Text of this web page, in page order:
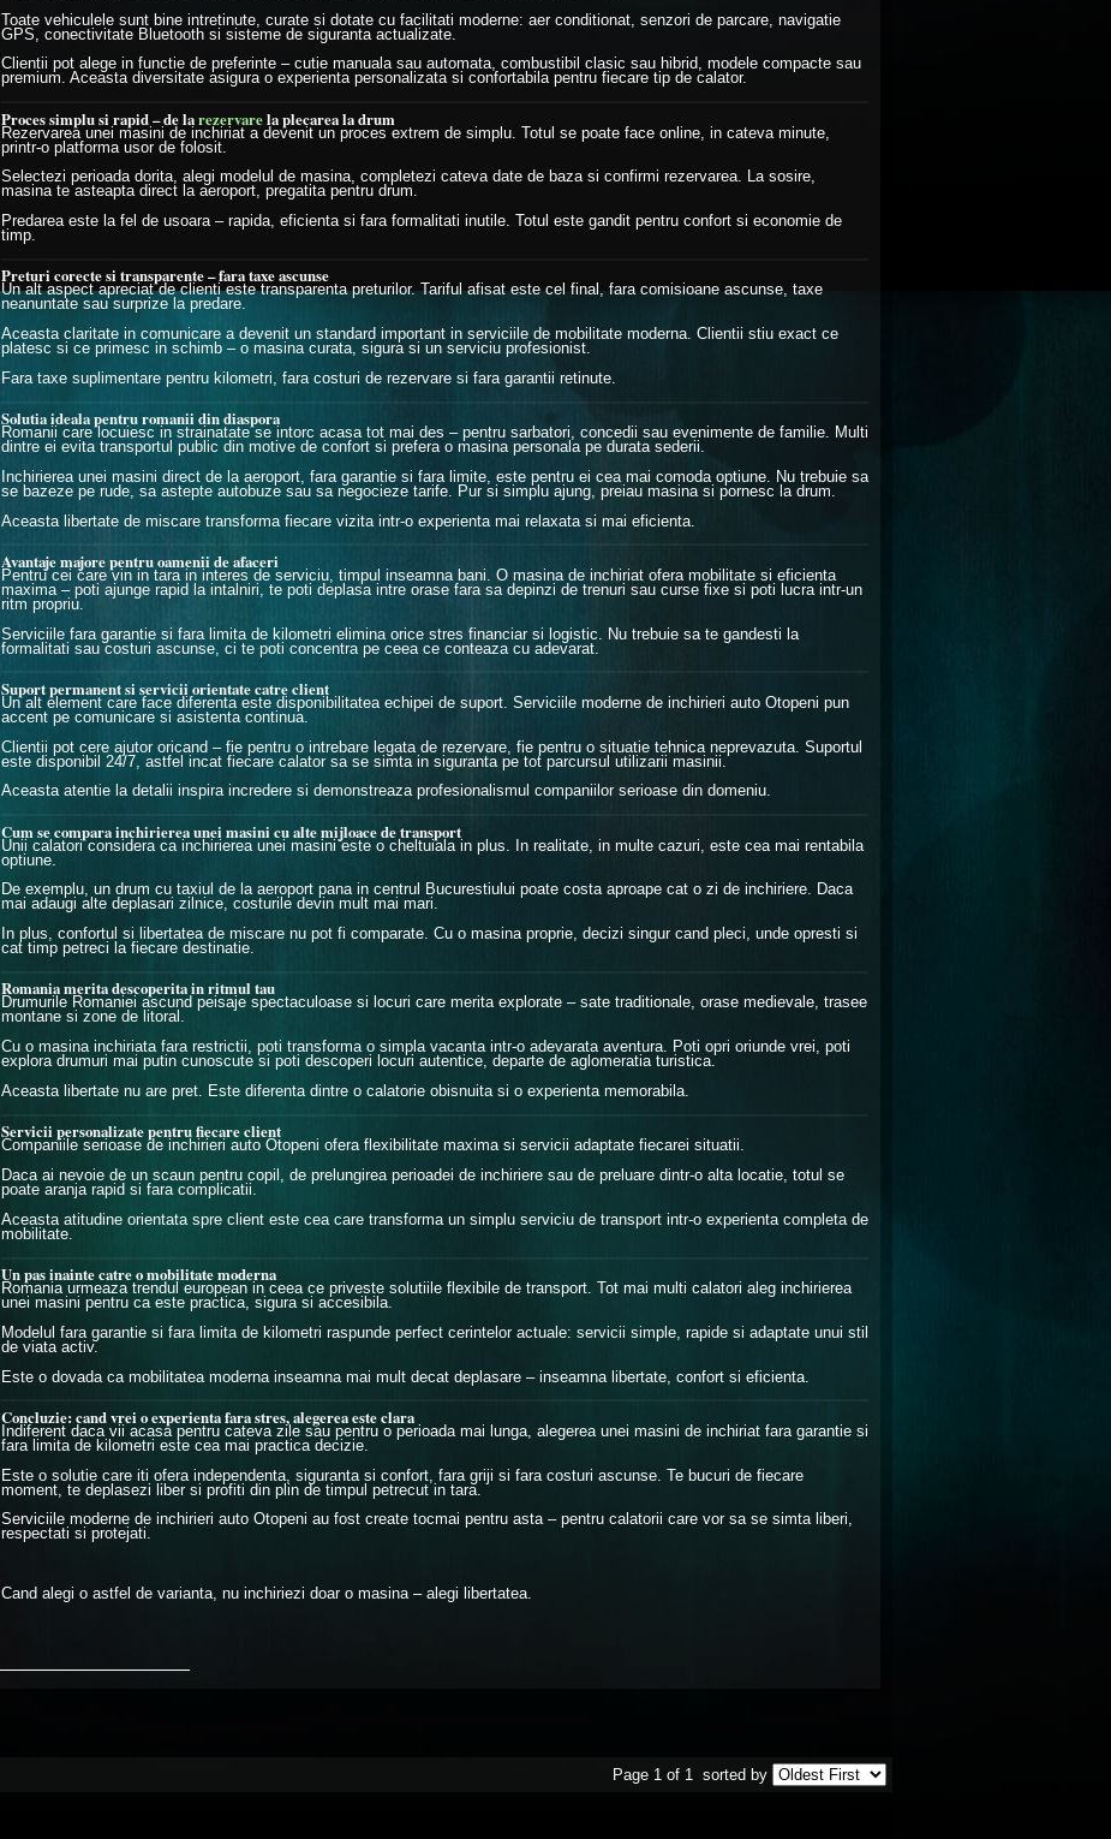
Toate vehiculele sunt bine intretinute, curate si dotate cu facilitati moderne: aer conditionat, senzori de parcare, navigatie
GPS, conectivitate Bluetooth si sisteme de siguranta actualizate.
Clientii pot alege in functie de preferinte – cutie manuala sau automata, combustibil clasic sau hibrid, modele compacte sau
premium. Aceasta diversitate asigura o experienta personalizata si confortabila pentru fiecare tip de calator.
Proces simplu si rapid – de larezervarela plecarea la drum
Rezervarea unei masini de inchiriat a devenit un proces extrem de simplu. Totul se poate face online, in cateva minute,
printr-o platforma usor de folosit.
Selectezi perioada dorita, alegi modelul de masina, completezi cateva date de baza si confirmi rezervarea. La sosire,
masina te asteapta direct la aeroport, pregatita pentru drum.
Predarea este la fel de usoara – rapida, eficienta si fara formalitati inutile. Totul este gandit pentru confort si economie de
timp.
Preturi corecte si transparente – fara taxe ascunse
Un alt aspect apreciat de clienti este transparenta preturilor. Tariful afisat este cel final, fara comisioane ascunse, taxe
neanuntate sau surprize la predare.
Aceasta claritate in comunicare a devenit un standard important in serviciile de mobilitate moderna. Clientii stiu exact ce
platesc si ce primesc in schimb – o masina curata, sigura si un serviciu profesionist.
Fara taxe suplimentare pentru kilometri, fara costuri de rezervare si fara garantii retinute.
Solutia ideala pentru romanii din diaspora
Romanii care locuiesc in strainatate se intorc acasa tot mai des – pentru sarbatori, concedii sau evenimente de familie. Multi
dintre ei evita transportul public din motive de confort si prefera o masina personala pe durata sederii.
Inchirierea unei masini direct de la aeroport, fara garantie si fara limite, este pentru ei cea mai comoda optiune. Nu trebuie sa
se bazeze pe rude, sa astepte autobuze sau sa negocieze tarife. Pur si simplu ajung, preiau masina si pornesc la drum.
Aceasta libertate de miscare transforma fiecare vizita intr-o experienta mai relaxata si mai eficienta.
Avantaje majore pentru oamenii de afaceri
Pentru cei care vin in tara in interes de serviciu, timpul inseamna bani. O masina de inchiriat ofera mobilitate si eficienta
maxima – poti ajunge rapid la intalniri, te poti deplasa intre orase fara sa depinzi de trenuri sau curse fixe si poti lucra intr-un
ritm propriu.
Serviciile fara garantie si fara limita de kilometri elimina orice stres financiar si logistic. Nu trebuie sa te gandesti la
formalitati sau costuri ascunse, ci te poti concentra pe ceea ce conteaza cu adevarat.
Suport permanent si servicii orientate catre client
Un alt element care face diferenta este disponibilitatea echipei de suport. Serviciile moderne de inchirieri auto Otopeni pun
accent pe comunicare si asistenta continua.
Clientii pot cere ajutor oricand – fie pentru o intrebare legata de rezervare, fie pentru o situatie tehnica neprevazuta. Suportul
este disponibil 24/7, astfel incat fiecare calator sa se simta in siguranta pe tot parcursul utilizarii masinii.
Aceasta atentie la detalii inspira incredere si demonstreaza profesionalismul companiilor serioase din domeniu.
Cum se compara inchirierea unei masini cu alte mijloace de transport
Unii calatori considera ca inchirierea unei masini este o cheltuiala in plus. In realitate, in multe cazuri, este cea mai rentabila
optiune.
De exemplu, un drum cu taxiul de la aeroport pana in centrul Bucurestiului poate costa aproape cat o zi de inchiriere. Daca
mai adaugi alte deplasari zilnice, costurile devin mult mai mari.
In plus, confortul si libertatea de miscare nu pot fi comparate. Cu o masina proprie, decizi singur cand pleci, unde opresti si
cat timp petreci la fiecare destinatie.
Romania merita descoperita in ritmul tau
Drumurile Romaniei ascund peisaje spectaculoase si locuri care merita explorate – sate traditionale, orase medievale, trasee
montane si zone de litoral.
Cu o masina inchiriata fara restrictii, poti transforma o simpla vacanta intr-o adevarata aventura. Poti opri oriunde vrei, poti
explora drumuri mai putin cunoscute si poti descoperi locuri autentice, departe de aglomeratia turistica.
Aceasta libertate nu are pret. Este diferenta dintre o calatorie obisnuita si o experienta memorabila.
Servicii personalizate pentru fiecare client
Companiile serioase de inchirieri auto Otopeni ofera flexibilitate maxima si servicii adaptate fiecarei situatii.
Daca ai nevoie de un scaun pentru copil, de prelungirea perioadei de inchiriere sau de preluare dintr-o alta locatie, totul se
poate aranja rapid si fara complicatii.
Aceasta atitudine orientata spre client este cea care transforma un simplu serviciu de transport intr-o experienta completa de
mobilitate.
Un pas inainte catre o mobilitate moderna
Romania urmeaza trendul european in ceea ce priveste solutiile flexibile de transport. Tot mai multi calatori aleg inchirierea
unei masini pentru ca este practica, sigura si accesibila.
Modelul fara garantie si fara limita de kilometri raspunde perfect cerintelor actuale: servicii simple, rapide si adaptate unui stil
de viata activ.
Este o dovada ca mobilitatea moderna inseamna mai mult decat deplasare – inseamna libertate, confort si eficienta.
Concluzie: cand vrei o experienta fara stres, alegerea este clara
Indiferent daca vii acasa pentru cateva zile sau pentru o perioada mai lunga, alegerea unei masini de inchiriat fara garantie si
fara limita de kilometri este cea mai practica decizie.
Este o solutie care iti ofera independenta, siguranta si confort, fara griji si fara costuri ascunse. Te bucuri de fiecare
moment, te deplasezi liber si profiti din plin de timpul petrecut in tara.
Serviciile moderne de inchirieri auto Otopeni au fost create tocmai pentru asta – pentru calatorii care vor sa se simta liberi,
respectati si protejati.
Cand alegi o astfel de varianta, nu inchiriezi doar o masina – alegi libertatea.
Page 1 of 1 sorted by